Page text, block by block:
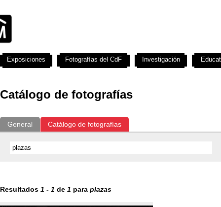
Catálogo de fotografías
General Catálogo de fotografías
Resultados 1 - 1 de 1 para plazas
Exposiciones Fotografías del CdF Investigación